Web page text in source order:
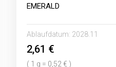
EMERALD
Ablaufdatum: 2028.11
2,61 €
( 1 g = 0,52 € )